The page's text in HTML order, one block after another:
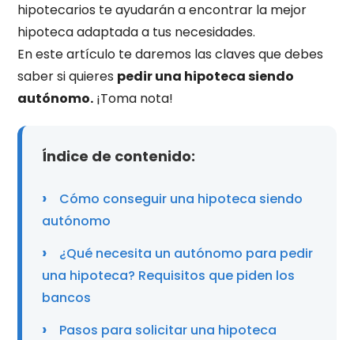
hipotecarios te ayudarán a encontrar la mejor
hipoteca adaptada a tus necesidades.
En este artículo te daremos las claves que debes
saber si quieres pedir una hipoteca siendo
autónomo. ¡Toma nota!
Índice de contenido:
Cómo conseguir una hipoteca siendo
autónomo
¿Qué necesita un autónomo para pedir
una hipoteca? Requisitos que piden los
bancos
Pasos para solicitar una hipoteca